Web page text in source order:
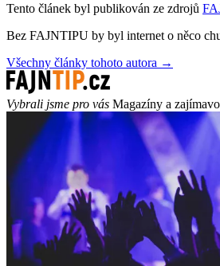
Tento článek byl publikován ze zdrojů
Bez FAJNTIPU by byl internet o něco
Všechny články tohoto autora →
Vybrali jsme pro vás Magazíny a